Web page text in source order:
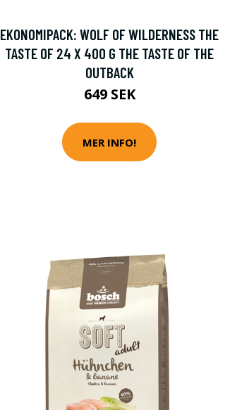
EKONOMIPACK: WOLF OF WILDERNESS THE
TASTE OF 24 X 400 G THE TASTE OF THE
OUTBACK
649 SEK
MER INFO!